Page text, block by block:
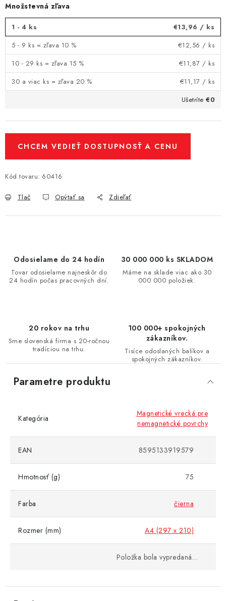
Množstevná zľava
1 - 4 ks €13,96 / ks
5 - 9 ks = zľava 10 %
€12,56 / ks
10 - 29 ks = zľava 15 %
€11,87 / ks
30 a viac ks = zľava 20 %
€11,17 / ks
Ušetríte €0
CHCEM VEDIEŤ DOSTUPNOSŤ A CENU
Kód tovaru: 60416
Tlač Opýtať sa Zdieľať
Odosielame do 24 hodín
Tovar odosielame najneskôr do
24 hodín počas pracovných dní.
30 000 000 ks SKLADOM
Máme na sklade viac ako 30
000 000 položiek.
20 rokov na trhu
Sme slovenská firma s 20-ročnou
tradíciou na trhu.
100 000+ spokojných
zákazníkov.
Tisíce odoslaných balíkov a
spokojných zákazníkov.
Parametre produktu
Kategória
Magnetické vrecká pre
nemagnetické povrchy
EAN 8595133919579
Hmotnosť (g) 75
Farba čierna
Rozmer (mm) A4 (297 x 210)
Položka bola vypredaná…